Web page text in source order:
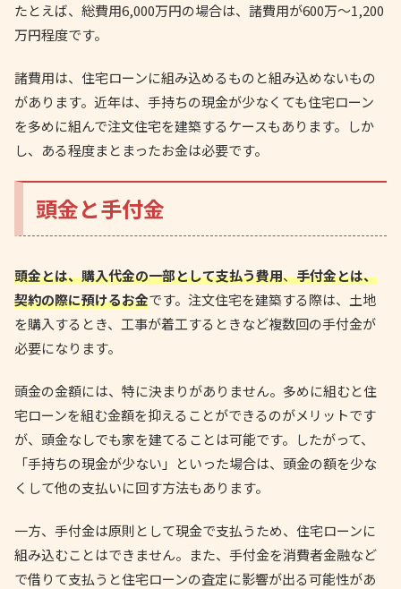
たとえば、総費用6,000万円の場合は、諸費用が600万〜1,200
万円程度です。
諸費用は、住宅ローンに組み込めるものと組み込めないもの
があります。近年は、手持ちの現金が少なくても住宅ローン
を多めに組んで注文住宅を建築するケースもあります。しか
し、ある程度まとまったお金は必要です。
頭金と手付金
頭金とは、購入代金の一部として支払う費用、手付金とは、
契約の際に預けるお金です。注文住宅を建築する際は、土地
を購入するとき、工事が着工するときなど複数回の手付金が
必要になります。
頭金の金額には、特に決まりがありません。多めに組むと住
宅ローンを組む金額を抑えることができるのがメリットです
が、頭金なしでも家を建てることは可能です。したがって、
「手持ちの現金が少ない」といった場合は、頭金の額を少な
くして他の支払いに回す方法もあります。
一方、手付金は原則として現金で支払うため、住宅ローンに
組み込むことはできません。また、手付金を消費者金融など
で借りて支払うと住宅ローンの査定に影響が出る可能性があ